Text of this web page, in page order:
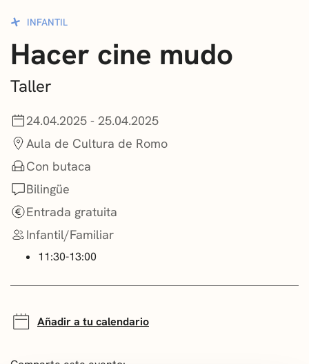
CONVOCATORIAS
NOTICIAS
GETXO KULTURA
ASOCIACIONES CULTURALES
INFANTIL
Hacer cine mudo
Taller
24.04.2025 - 25.04.2025
Aula de Cultura de Romo
Con butaca
Bilingüe
Entrada gratuita
Infantil/Familiar
11:30-13:00
Añadir a tu calendario